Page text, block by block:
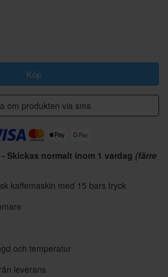
Köp
om produkten via sms
- Skickas normalt inom 1 vardag (färre
kaffemaskin med 15 bars tryck
och temperatur
leverans